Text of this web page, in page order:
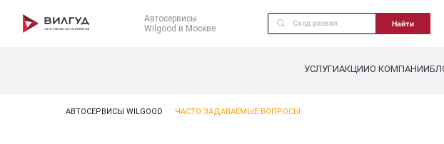
Автосервисы
Wilgood в Москве
Найти
УСЛУГИАКЦИИО КОМПАНИИ
АВТОСЕРВИСЫ WILGOOD ЧАСТО ЗАДАВАЕМЫЕ ВОПРОСЫ